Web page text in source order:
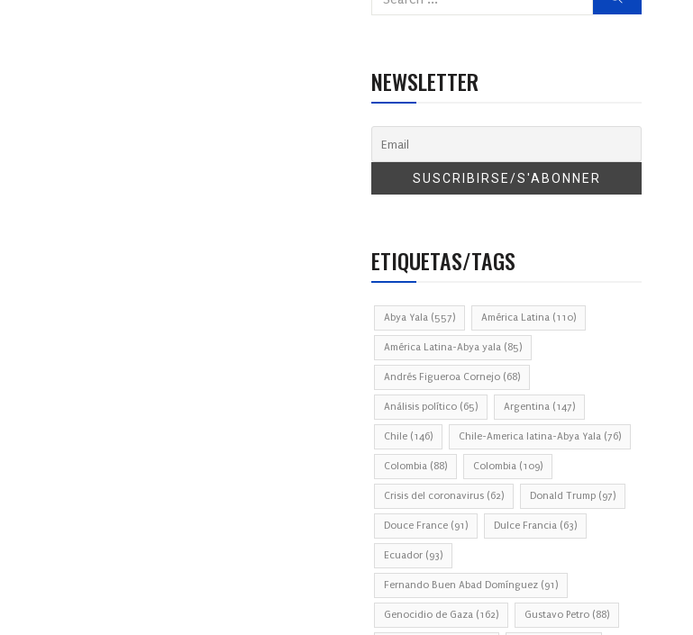
NEWSLETTER
ETIQUETAS/TAGS
Abya Yala (557) América Latina (110)
América Latina-Abya yala (85)
Andrés Figueroa Cornejo (68)
Análisis político (65) Argentina (147)
Chile (146) Chile-America latina-Abya Yala (76)
Colombia (88) Colombia (109)
Crisis del coronavirus (62) Donald Trump (97)
Douce France (91) Dulce Francia (63)
Ecuador (93)
Fernando Buen Abad Domínguez (91)
Genocidio de Gaza (162) Gustavo Petro (88)